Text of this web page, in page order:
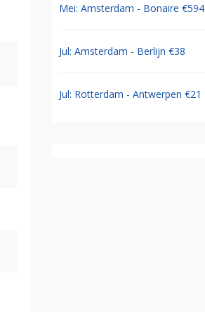
Mei: Amsterdam - Bonaire €594
Jul: Amsterdam - Berlijn €38
Jul: Rotterdam - Antwerpen €21